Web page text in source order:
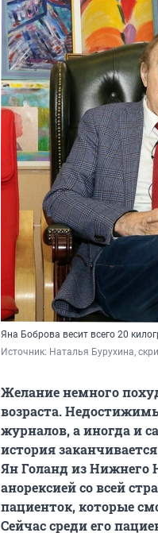
Яна Боброва весит всего 20
Источник: Наталья Бурухина,
Желание немного
возраста.
журналов, а иногда и
история
Ян Голанд из Нижнего
анорексией со всей
пациенток, которые
Сейчас среди его